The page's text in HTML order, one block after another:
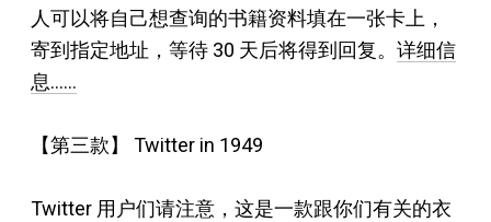
人可以将自己想查询的书籍资料填在一张卡上，
寄到指定地址，等待 30 天后将得到回复。 详细信
息……
【第三款】 Twitter in 1949
Twitter 用户们请注意，这是一款跟你们有关的衣